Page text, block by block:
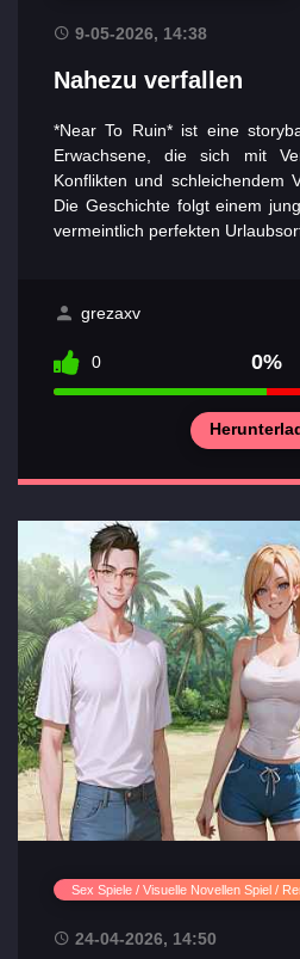
9-05-2026, 14:38
Nahezu verfallen
*Near To Ruin* ist eine
Erwachsene, die sich mit
Konflikten und schleichendem
Die Geschichte folgt einem
vermeintlich perfekten
grezaxv
0 0%
Sex Spiele / Visuelle Novellen Spiel /
24-04-2026, 14:50